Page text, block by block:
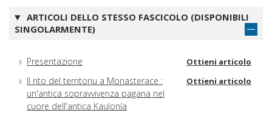
ARTICOLI DELLO STESSO FASCICOLO (DISPONIBILI
SINGOLARMENTE)
Presentazione Ottieni articolo
Il rito del territoriu a Monasterace :
un'antica sopravvivenza pagana nel
cuore dell'antica Kaulonía
Ottieni articolo